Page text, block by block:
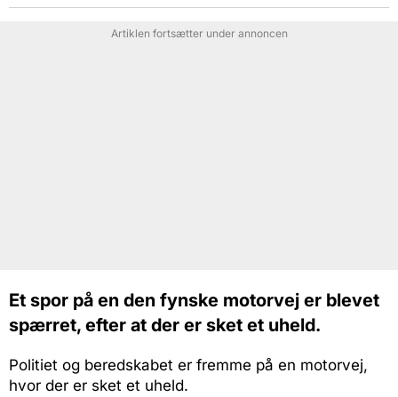
Artiklen fortsætter under annoncen
Et spor på en den fynske motorvej er blevet
spærret, efter at der er sket et uheld.
Politiet og beredskabet er fremme på en motorvej,
hvor der er sket et uheld.